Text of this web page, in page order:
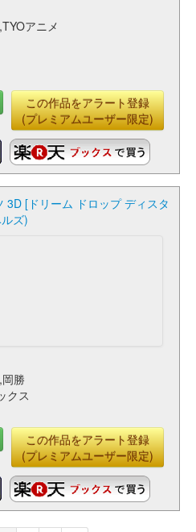
,TYOアニメ
この作品をアラート登録
(プレミアムユーザー限定)
3D [ドリーム ドロップ ディスタ
ズ)
,岡勝
クス
この作品をアラート登録
(プレミアムユーザー限定)